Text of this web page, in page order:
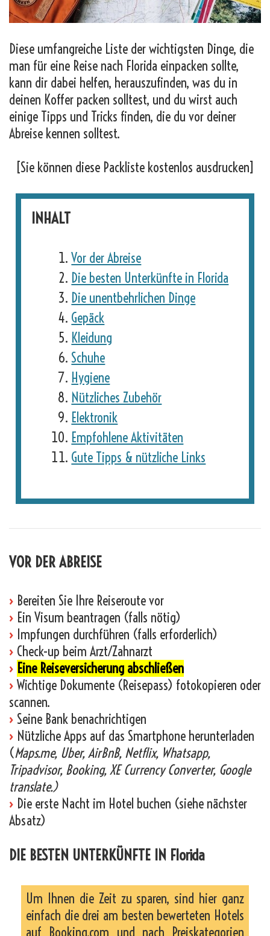
Diese umfangreiche Liste der wichtigsten Dinge, die
man für eine Reise nach Florida einpacken sollte,
kann dir dabei helfen, herauszufinden, was du in
deinen Koffer packen solltest, und du wirst auch
einige Tipps und Tricks finden, die du vor deiner
Abreise kennen solltest.
[Sie können diese Packliste kostenlos ausdrucken]
INHALT
Vor der Abreise
Die besten Unterkünfte in Florida
Die unentbehrlichen Dinge
Gepäck
Kleidung
Schuhe
Hygiene
Nützliches Zubehör
Elektronik
Empfohlene Aktivitäten
Gute Tipps & nützliche Links
VOR DER ABREISE
› Bereiten Sie Ihre Reiseroute vor
› Ein Visum beantragen (falls nötig)
› Impfungen durchführen (falls erforderlich)
› Check-up beim Arzt/Zahnarzt
› Eine Reiseversicherung abschließen
› Wichtige Dokumente (Reisepass) fotokopieren oder
scannen.
› Seine Bank benachrichtigen
› Nützliche Apps auf das Smartphone herunterladen
(Maps.me, Uber, AirBnB, Netflix, Whatsapp,
Tripadvisor, Booking, XE Currency Converter, Google
translate.)
› Die erste Nacht im Hotel buchen (siehe nächster
Absatz)
DIE BESTEN UNTERKÜNFTE IN Florida
Um Ihnen die Zeit zu sparen, sind hier ganz
einfach die drei am besten bewerteten Hotels
auf Booking.com und nach Preiskategorien